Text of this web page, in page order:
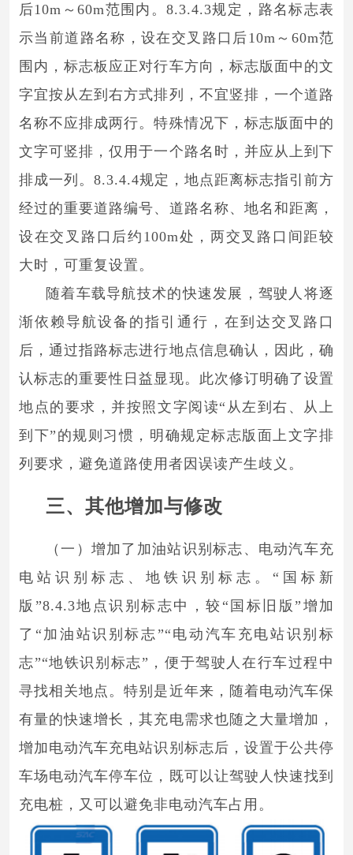
后10m～60m范围内。8.3.4.3规定，路名标志表
示当前道路名称，设在交叉路口后10m～60m范
围内，标志板应正对行车方向，标志版面中的文
字宜按从左到右方式排列，不宜竖排，一个道路
名称不应排成两行。特殊情况下，标志版面中的
文字可竖排，仅用于一个路名时，并应从上到下
排成一列。8.3.4.4规定，地点距离标志指引前方
经过的重要道路编号、道路名称、地名和距离，
设在交叉路口后约100m处，两交叉路口间距较
大时，可重复设置。
随着车载导航技术的快速发展，驾驶人将逐
渐依赖导航设备的指引通行，在到达交叉路口
后，通过指路标志进行地点信息确认，因此，确
认标志的重要性日益显现。此次修订明确了设置
地点的要求，并按照文字阅读“从左到右、从上
到下”的规则习惯，明确规定标志版面上文字排
列要求，避免道路使用者因误读产生歧义。
三、其他增加与修改
（一）增加了加油站识别标志、电动汽车充
电站识别标志、地铁识别标志。“国标新
版”8.4.3地点识别标志中，较“国标旧版”增加
了“加油站识别标志”“电动汽车充电站识别标
志”“地铁识别标志”，便于驾驶人在行车过程中
寻找相关地点。特别是近年来，随着电动汽车保
有量的快速增长，其充电需求也随之大量增加，
增加电动汽车充电站识别标志后，设置于公共停
车场电动汽车停车位，既可以让驾驶人快速找到
充电桩，又可以避免非电动汽车占用。